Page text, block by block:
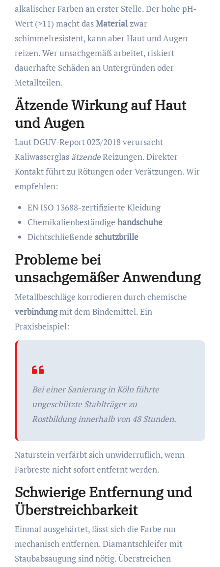
alkalischer Farben an erster Stelle. Der hohe pH-
Wert (>11) macht dasMaterialzwar
schimmelresistent, kann aber Haut und Augen
reizen. Wer unsachgemäß arbeitet, riskiert
dauerhafte Schäden an Untergründen oder
Metallteilen.
Ätzende Wirkung auf Haut
und Augen
Laut DGUV-Report 023/2018 verursacht
Kaliwasserglas ätzendeReizungen. Direkter
Kontakt führt zu Rötungen oder Verätzungen. Wir
empfehlen:
EN ISO 13688-zertifizierte Kleidung
Chemikalienbeständige handschuhe
Dichtschließende schutzbrille
Probleme bei
unsachgemäßer Anwendung
Metallbeschläge korrodieren durch chemische
verbindungmit dem Bindemittel. Ein
Praxisbeispiel:
Bei einer Sanierung in Köln führte
ungeschützte Stahlträger zu
Rostbildung innerhalb von 48 Stunden.
Naturstein verfärbt sich unwiderruflich, wenn
Farbreste nicht sofort entfernt werden.
Schwierige Entfernung und
Überstreichbarkeit
Einmal ausgehärtet, lässt sich die Farbe nur
mechanisch entfernen. Diamantschleifer mit
Staubabsaugung sind nötig. Überstreichen